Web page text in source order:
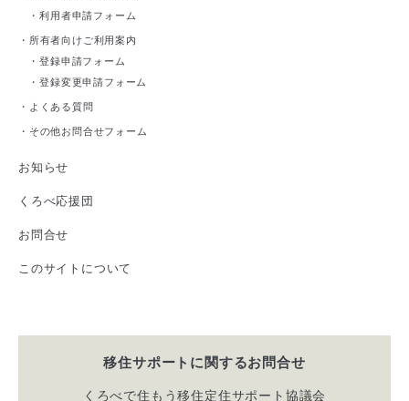
・利用者申請フォーム
・ 所有者向けご利用案内
・登録申請フォーム
・登録変更申請フォーム
・ よくある質問
・ その他お問合せフォーム
お知らせ
くろべ応援団
お問合せ
このサイトについて
移住サポートに関するお問合せ
くろべで住もう移住定住サポート協議会